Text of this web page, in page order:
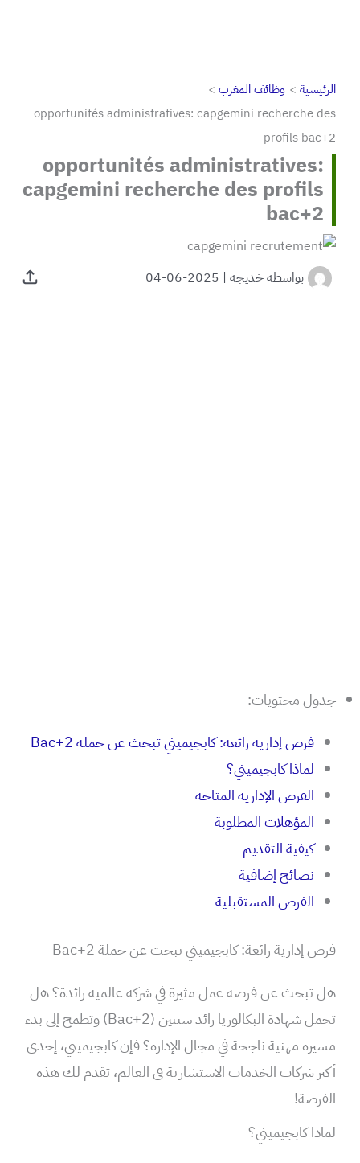
الرئيسية
وظائف المغرب
opportunités administratives: capgemini recherche des
profils bac+2
opportunités administratives:
capgemini recherche des profils
bac+2
بواسطةخديجة |
2025-06-04
جدول محتويات:
فرص إدارية رائعة: كابجيميني تبحث عن حملة Bac+2
لماذا كابجيميني؟
الفرص الإدارية المتاحة
المؤهلات المطلوبة
كيفية التقديم
نصائح إضافية
الفرص المستقبلية
فرص إدارية رائعة: كابجيميني تبحث عن حملة Bac+2
هل تبحث عن فرصة عمل مثيرة في شركة عالمية رائدة؟ هل
تحمل شهادة البكالوريا زائد سنتين (Bac+2) وتطمح إلى بدء
مسيرة مهنية ناجحة في مجال الإدارة؟ فإن كابجيميني، إحدى
أكبر شركات الخدمات الاستشارية في العالم، تقدم لك هذه
الفرصة!
لماذا كابجيميني؟